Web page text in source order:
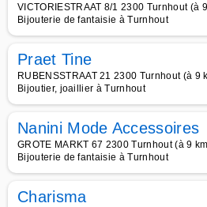
VICTORIESTRAAT 8/1 2300 Turnhout (à
Bijouterie de fantaisie à Turnhout
Praet Tine
RUBENSSTRAAT 21 2300 Turnhout (à 9
Bijoutier, joaillier à Turnhout
Nanini Mode Accessoires
GROTE MARKT 67 2300 Turnhout (à 9
Bijouterie de fantaisie à Turnhout
Charisma